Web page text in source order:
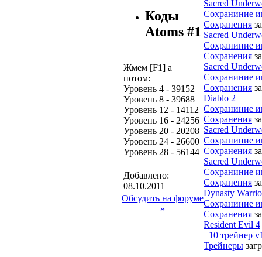
Коды
Atoms #1
Жмем [F1] а
потом:
Уровень 4 - 39152
Уровень 8 - 39688
Уровень 12 - 14112
Уровень 16 - 24256
Уровень 20 - 20208
Уровень 24 - 26600
Уровень 28 - 56144
Добавлено:
08.10.2011
Обсудить на форуме
»
Sacred
Сохраниние
Сохранения
Sacred
Сохраниние
Сохранения
Sacred
Сохраниние
Сохранения
Diablo 2
Сохраниние
Сохранения
Sacred
Сохраниние
Сохранения
Sacred
Сохраниние
Сохранения
Dynasty
Сохраниние
Сохранения
Resident Evil 4
+10 трейнер
Трейнеры